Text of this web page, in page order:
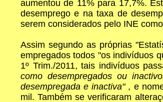
aumentou de 11% para 17,7%.
desemprego e na taxa de
serem considerados pelo INE
Assim segundo as próprias
empregados todos "os indivíduos
1º Trim./2011, tais indivíduos
como desempregados ou
desempregada e inactiva" , e
mil. Também se verificaram